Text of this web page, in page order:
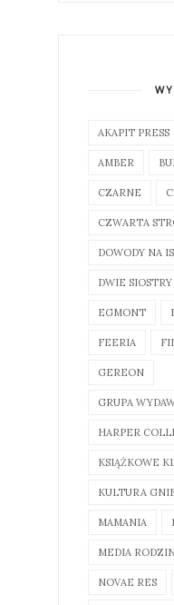
AKAPIT PRESS
AMBER
CZARNE
CZWARTA
DOWODY NA
DWIE SIOSTRY
EGMONT
FEERIA
GEREON
GRUPA
HARPER
KSIĄŻKOWE
KULTURA
MAMANIA
MEDIA
NOVAE RES